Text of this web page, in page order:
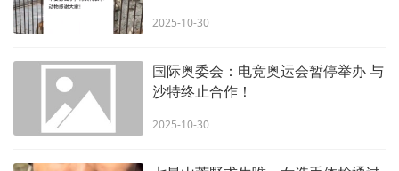
2025-10-30
国际奥委会：电竞奥运会暂停举办 与
沙特终止合作！
2025-10-30